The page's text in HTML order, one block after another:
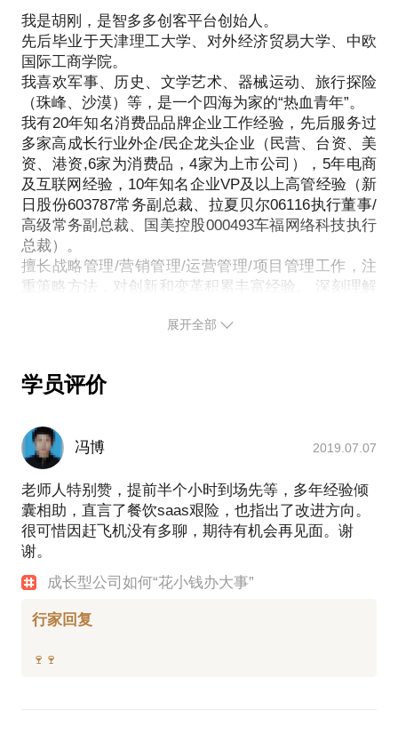
我愿意与你分享的内容包括：
介绍公关塑造品牌的方法；
分享奥运会、世博会、世园会、赞助航天等国家级活
动以及2010国美控制权之争、2009电摩新国标之争等
事件中公关手段的应用。
PS.在选择与我见面前，请把你的问题更具体化。毕
竟一小时的谈话只能解决一个小问题。请把你的问题
提前发给我，方便我做更精确的准备，提升见面效
我愿意与你分享的内容包括：
投简历时选公司还是选上司？
如何选择适合自己的职业？
如何考虑创业这件事？
如何成为上级的左膀右臂？
职场中有哪些坑不要踩？
如何规划读MBA、EMBA？
在职业瓶颈期该怎么办？
转行时该考虑哪些问题？
PS.在选择与我见面前，请把你的问题更具体化。毕
竟一小时的谈话只能解决一个小问题。请把你的问题
提前发给我，方便我做更精确的准备，提升面谈效
我是胡刚，是智多多创客平台创始人。
先后毕业于天津理工大学、对外经济贸易大学、中欧
国际工商学院。
我喜欢军事、历史、文学艺术、器械运动、旅行探险
（珠峰、沙漠）等，是一个四海为家的“热血青年”。
我有20年知名消费品品牌企业工作经验，先后服务过
多家高成长行业外企/民企龙头企业（民营、台资、美
资、港资,6家为消费品，4家为上市公司），5年电商
及互联网经验，10年知名企业VP及以上高管经验（新
日股份603787常务副总裁、拉夏贝尔06116执行董事/
高级常务副总裁、国美控股000493车福网络科技执行
总裁）。
擅长战略管理/营销管理/运营管理/项目管理工作，注
重策略方法，对创新和变革积累丰富经验。 深刻理解
牌、营销、公关、运营、体系、IT、全渠道电商
化、人才选用、创业管理、内部控制、计算机数据模
曾担任黄光裕先生国美电器集团的常务副总裁助理、
决策委员会发展战略研究室主任兼经营管理研究室主
任兼总裁办公室主任等职务，熟悉大型消费品企业的
复杂运作管理体系；
拥有领导奥运会/世博会/世园会/中国航天事业合作伙
伴等世界级大型活动赞助策划运作及事件营销经验；
领导时装业全渠道电商O2O行业变革标竿实践（《商
业评论》封面文章报道，荣获中国管理模式杰出
奖）；
领导ERP等多个IT灯塔标竿获奖项目；
公司三个千万级战略及运营咨询项目；
展开全部
学员评价
冯博 2019.07.07
老师人特别赞，提前半个小时到场先等，多年经验倾
囊相助，直言了餐饮saas艰险，也指出了改进方向。
很可惜因赶飞机没有多聊，期待有机会再见面。谢
谢。
成长型公司如何“花小钱办大事”
行家回复